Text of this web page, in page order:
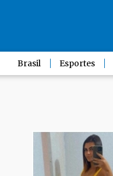
Brasil Esportes